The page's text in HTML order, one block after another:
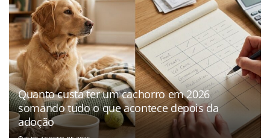
Quanto custa ter um cachorro em 2026
somando tudo o que acontece depois da
adoção